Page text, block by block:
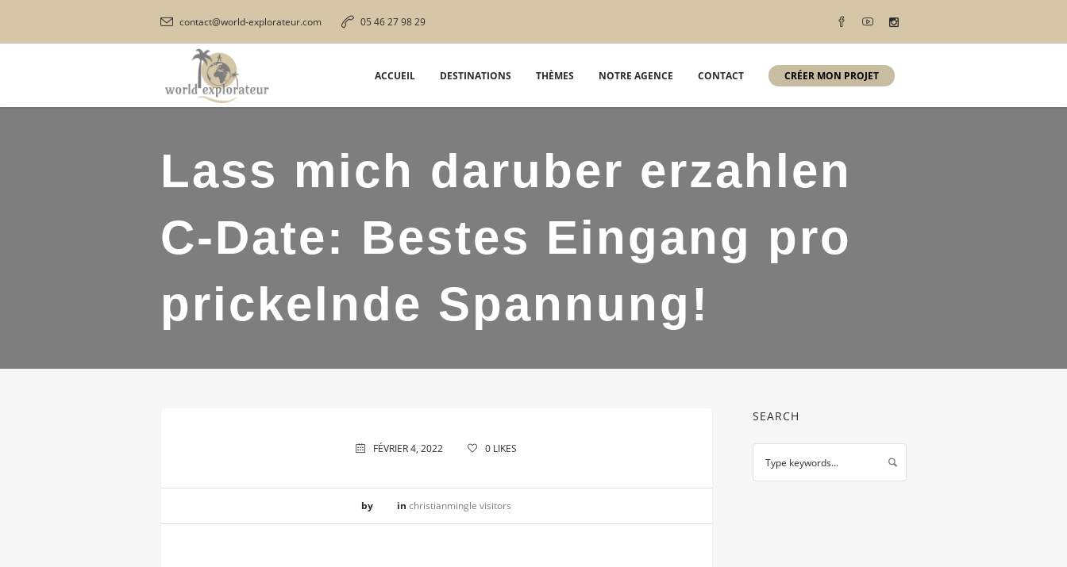
contact@world-explorateur.com 05 46 27 98 29
ACCUEIL DESTINATIONS THÈMES NOTRE AGENCE CONTACT CRÉER MON PROJET
Lass mich daruber erzahlen
C-Date: Bestes Eingang pro
prickelnde Spannung!
FÉVRIER 4, 2022 0 LIKES
by inchristianmingle visitors
SEARCH